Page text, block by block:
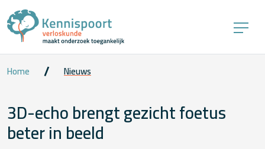
Home Nieuws
3D-echo brengt gezicht foetus
beter in beeld